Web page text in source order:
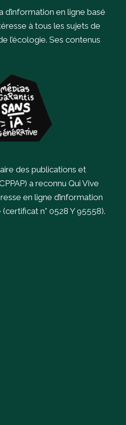
d’information en ligne basé
à tous les sujets de
l’écologie. Ses contenus
des publications et
a reconnu Qui Vive
en ligne d’information
n° 0528 Y 95558).